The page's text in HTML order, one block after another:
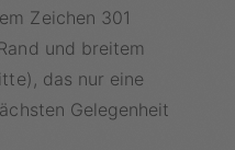
Zeichen 301
und breitem
das nur eine
Gelegenheit